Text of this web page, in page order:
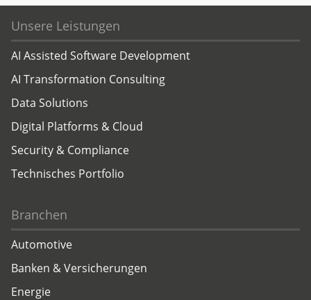
Unsere Leistungen
AI Assisted Software Development
AI Transformation Consulting
Data Solutions
Digital Platforms & Cloud
Security & Compliance
Technisches Portfolio
Branchen
Automotive
Banken & Versicherungen
Energie